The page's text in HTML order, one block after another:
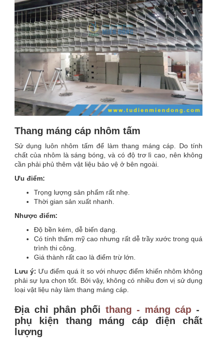
Thang máng cáp nhôm tấm
Sử dụng luôn nhôm tấm để làm thang máng cáp. Do tính
chất của nhôm là sáng bóng, và có độ trơ lì cao, nên không
cần phải phủ thêm vật liệu bảo vệ ở bên ngoài.
Ưu điểm:
Trọng lượng sản phẩm rất nhẹ.
Thời gian sản xuất nhanh.
Nhược điểm:
Độ bền kém, dễ biến dạng.
Có tính thẩm mỹ cao nhưng rất dễ trầy xước trong quá
trình thi công.
Giá thành rất cao là điểm trừ lớn.
Lưu ý: Ưu điểm quá ít so với nhược điểm khiến nhôm không
phải sự lựa chọn tốt. Bởi vậy, không có nhiều đơn vị sử dụng
loại vật liệu này làm thang máng cáp.
Địa chỉ phân phối thang - máng cáp -
phụ kiện thang máng cáp điện chất
lượng